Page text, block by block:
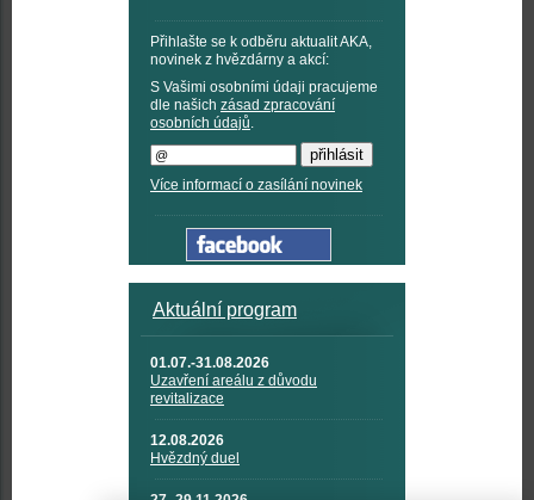
Přihlašte se k odběru aktualit AKA,
novinek z hvězdárny a akcí:
S Vašimi osobními údaji pracujeme
dle našich zásad zpracování
osobních údajů.
Více informací o zasílání novinek
Aktuální program
01.07.-31.08.2026
Uzavření areálu z důvodu
revitalizace
12.08.2026
Hvězdný duel